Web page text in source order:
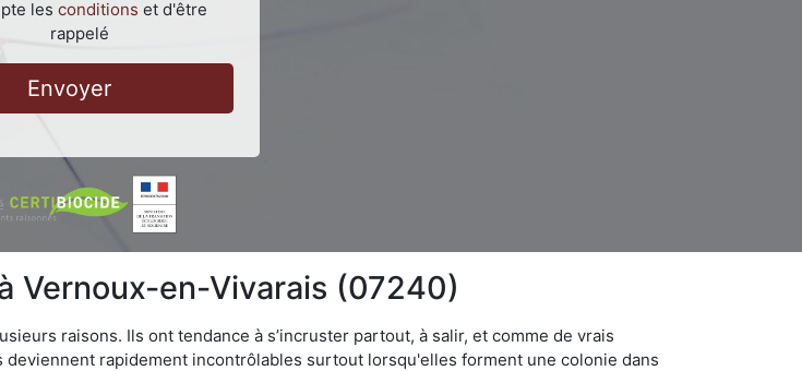
les conditions et d'être
rappelé
Envoyer
Vernoux-en-Vivarais (07240)
raisons. Ils ont tendance à s’incruster partout, à salir, et comme de vrais
rapidement incontrôlables surtout lorsqu'elles forment une colonie dans